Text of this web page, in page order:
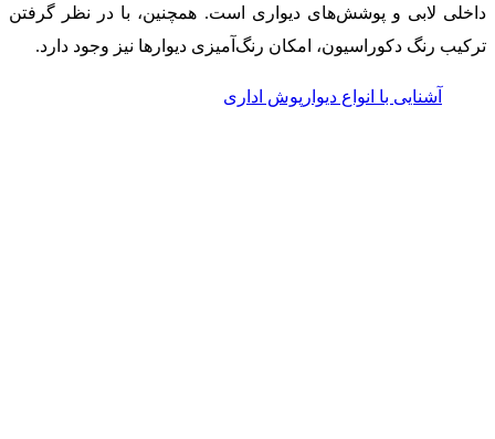
داخلی لابی و پوشش‌های دیواری است. همچنین، با در نظر گرفتن
ترکیب رنگ دکوراسیون، امکان رنگ‌آمیزی دیوارها نیز وجود دارد.
آشنایی با انواع دیوارپوش اداری